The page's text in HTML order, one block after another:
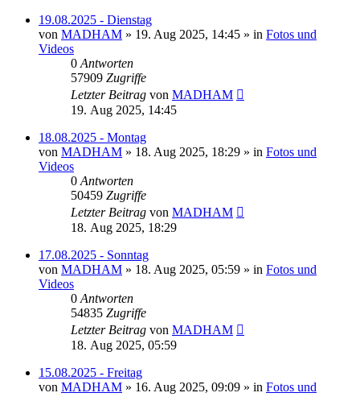
19.08.2025 - Dienstag
von MADHAM » 19. Aug 2025, 14:45 » in Fotos und
Videos
0 Antworten
57909 Zugriffe
Letzter Beitrag von MADHAM
19. Aug 2025, 14:45
18.08.2025 - Montag
von MADHAM » 18. Aug 2025, 18:29 » in Fotos und
Videos
0 Antworten
50459 Zugriffe
Letzter Beitrag von MADHAM
18. Aug 2025, 18:29
17.08.2025 - Sonntag
von MADHAM » 18. Aug 2025, 05:59 » in Fotos und
Videos
0 Antworten
54835 Zugriffe
Letzter Beitrag von MADHAM
18. Aug 2025, 05:59
15.08.2025 - Freitag
von MADHAM » 16. Aug 2025, 09:09 » in Fotos und